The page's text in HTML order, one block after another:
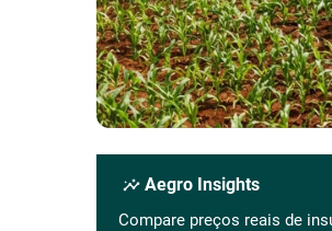
insights Aegro Insights
Compare preços reais de